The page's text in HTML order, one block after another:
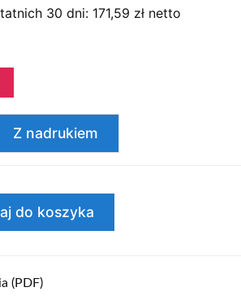
30 dni: 171,59 zł netto
Z nadrukiem
do koszyka
(PDF)